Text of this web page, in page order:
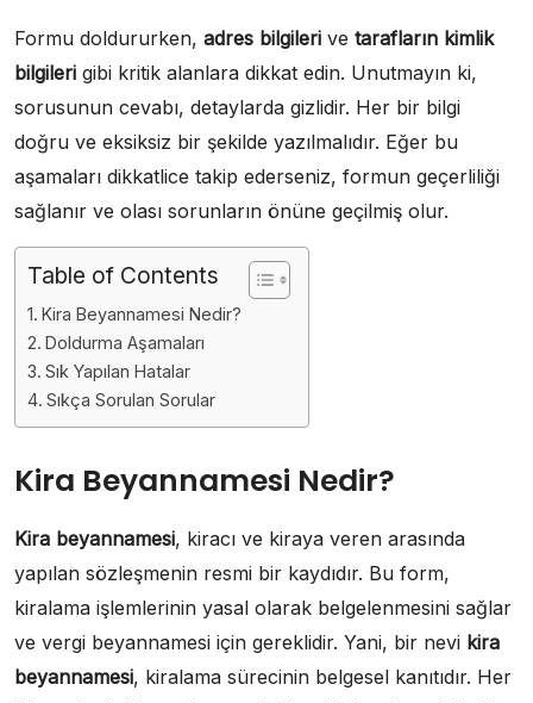
Formu doldururken, adres bilgileri ve tarafların kimlik
bilgileri gibi kritik alanlara dikkat edin. Unutmayın ki,
sorusunun cevabı, detaylarda gizlidir. Her bir bilgi
doğru ve eksiksiz bir şekilde yazılmalıdır. Eğer bu
aşamaları dikkatlice takip ederseniz, formun geçerliliği
sağlanır ve olası sorunların önüne geçilmiş olur.
Table of Contents
Kira Beyannamesi Nedir?
Doldurma Aşamaları
Sık Yapılan Hatalar
Sıkça Sorulan Sorular
Kira Beyannamesi Nedir?
Kira beyannamesi, kiracı ve kiraya veren arasında
yapılan sözleşmenin resmi bir kaydıdır. Bu form,
kiralama işlemlerinin yasal olarak belgelenmesini sağlar
ve vergi beyannamesi için gereklidir. Yani, bir nevi kira
beyannamesi, kiralama sürecinin belgesel kanıtıdır. Her